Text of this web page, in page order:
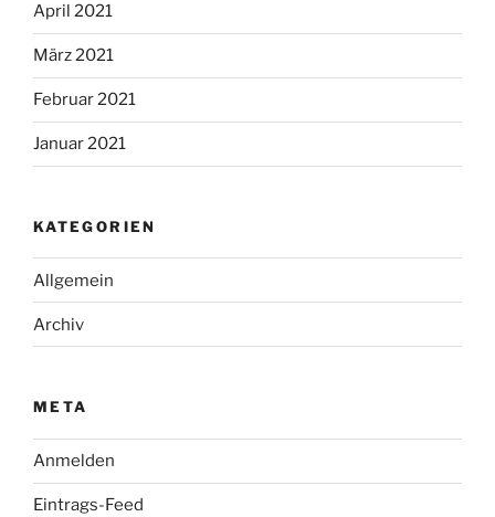
April 2021
März 2021
Februar 2021
Januar 2021
KATEGORIEN
Allgemein
Archiv
META
Anmelden
Eintrags-Feed